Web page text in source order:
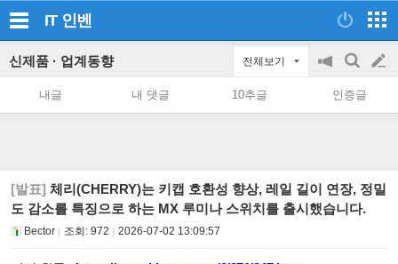
IT 인벤
신제품 · 업계동향 전체보기
공
on/off
검
색
글
쓰
내글 내 댓글 10추글 인증글
[발표] 체리(CHERRY)는 키캡 호환성 향상, 레일 길이 연장, 정밀
도 감소를 특징으로 하는 MX 루미나 스위치를 출시했습니다.
Bector 조회: 972 2026-07-02 13:09:57